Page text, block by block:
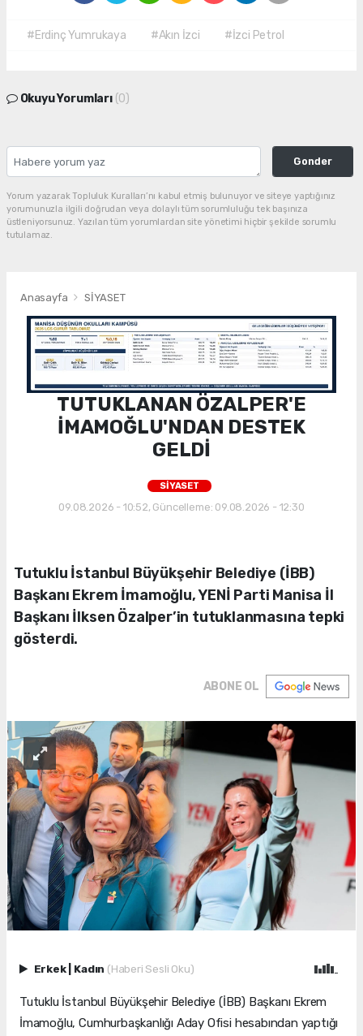
#Erdinç Yumrukaya #Akın İzci #İzci Petrol
Okuyu Yorumları (0)
Gonder
Yorum yazarak Topluluk Kuralları’nı kabul etmiş bulunuyor ve siteye yaptığınız
yorumunuzla ilgili doğrudan veya dolaylı tüm sorumluluğu tek başınıza
üstleniyorsunuz. Yazılan tüm yorumlardan site yönetimi hiçbir şekilde sorumlu
tutulamaz.
Anasayfa SİYASET
TUTUKLANAN ÖZALPER'E
İMAMOĞLU'NDAN DESTEK
GELDİ
SİYASET
09.08.2026 - 10:52, Güncelleme: 09.08.2026 - 12:30
Tutuklu İstanbul Büyükşehir Belediye (İBB)
Başkanı Ekrem İmamoğlu, YENİ Parti Manisa İl
Başkanı İlksen Özalper’in tutuklanmasına tepki
gösterdi.
ABONE OL
Erkek Kadın (Haberi Sesli Oku)
Tutuklu İstanbul Büyükşehir Belediye (İBB) Başkanı Ekrem
İmamoğlu, Cumhurbaşkanlığı Aday Ofisi hesabından yaptığı